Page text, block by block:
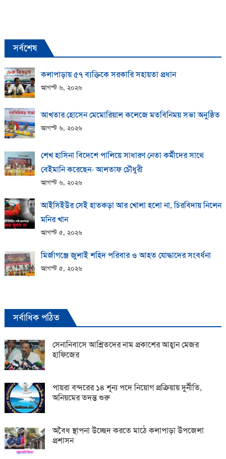
সর্বশেষ
কলাপাড়ায় ​৫৭ ব্যক্তিকে সরকারি সহায়তা প্রধান
আগস্ট ৬, ২০২৬
আখতার হোসেন মেমোরিয়াল কলেজে মতবিনিময় সভা অনুষ্ঠিত
আগস্ট ৬, ২০২৬
শেখ হাসিনা বিদেশে পালিয়ে সাধারণ নেতা কর্মীদের সাথে
বেইমানি করেছেন- আলতাফ চৌধুরী
আগস্ট ৬, ২০২৬
আইসিইউর সেই হাতকড়া আর খোলা হলো না, চিরবিদায় নিলেন
মনির খান
আগস্ট ৫, ২০২৬
মির্জাগঞ্জে জুলাই শহিদ পরিবার ও আহত যোদ্ধাদের সংবর্ধনা
আগস্ট ৫, ২০২৬
সর্বাধিক পঠিত
সেনানিবাসে আশ্রিতদের নাম প্রকাশের আহ্বান মেজর
হাফিজের
পায়রা বন্দরের ১৪ শূন্য পদে নিয়োগ প্রক্রিয়ায় দুর্নীতি,
অনিয়মের তদন্ত শুরু
অবৈধ স্থাপনা উচ্ছেদ করতে মাঠে কলাপাড়া উপজেলা
প্রশাসন